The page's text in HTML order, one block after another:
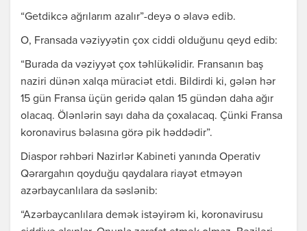
“Getdikcə ağrılarım azalır”-deyə o əlavə edib.
O, Fransada vəziyyətin çox ciddi olduğunu qeyd edib:
“Burada da vəziyyət çox təhlükəlidir. Fransanın baş
naziri dünən xalqa müraciət etdi. Bildirdi ki, gələn hər
15 gün Fransa üçün geridə qalan 15 gündən daha ağır
olacaq. Ölənlərin sayı daha da çoxalacaq. Çünki Fransa
koronavirus bəlasına görə pik həddədir”.
Diaspor rəhbəri Nazirlər Kabineti yanında Operativ
Qərargahın qoyduğu qaydalara riayət etməyən
azərbaycanlılara da səslənib:
“Azərbaycanlılara demək istəyirəm ki, koronavirusu